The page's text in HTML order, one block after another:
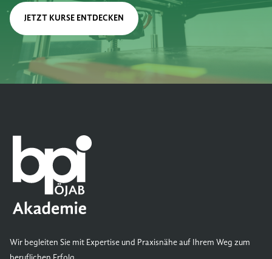
JETZT KURSE ENTDECKEN
Wir begleiten Sie mit Expertise und Praxisnähe auf Ihrem Weg zum